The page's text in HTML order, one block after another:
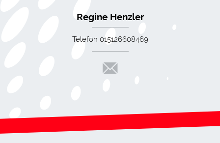
Regine Henzler
Telefon 015126608469